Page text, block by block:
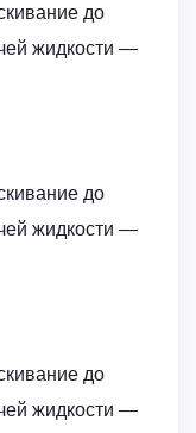
до
жидкости ―
до
жидкости ―
до
жидкости ―